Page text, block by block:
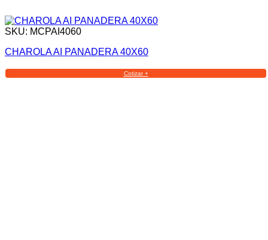
SKU: MCPAI4060
CHAROLA AI PANADERA 40X60
Cotizar +